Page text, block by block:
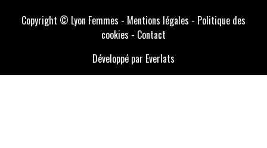
Copyright © Lyon Femmes - Mentions légales - Politique des
cookies - Contact
Développé par Everlats